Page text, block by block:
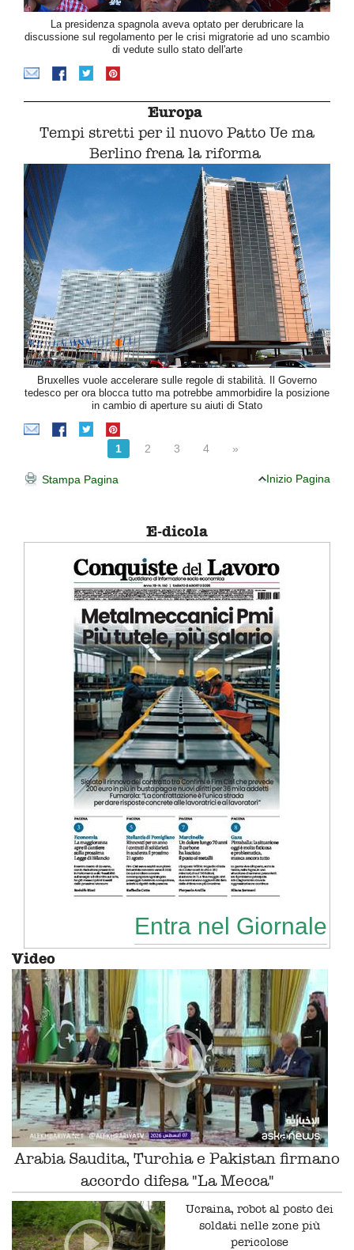
La presidenza spagnola aveva optato per derubricare la
discussione sul regolamento per le crisi migratorie ad uno scambio
di vedute sullo stato dell'arte
Europa
Tempi stretti per il nuovo Patto Ue ma
Berlino frena la riforma
Bruxelles vuole accelerare sulle regole di stabilità. Il Governo
tedesco per ora blocca tutto ma potrebbe ammorbidire la posizione
in cambio di aperture su aiuti di Stato
1 2 3 4 »
Stampa Pagina Inizio Pagina
E-dicola
Entra nel Giornale
Video
Arabia Saudita, Turchia e Pakistan firmano
accordo difesa "La Mecca"
Ucraina, robot al posto dei
soldati nelle zone più
pericolose